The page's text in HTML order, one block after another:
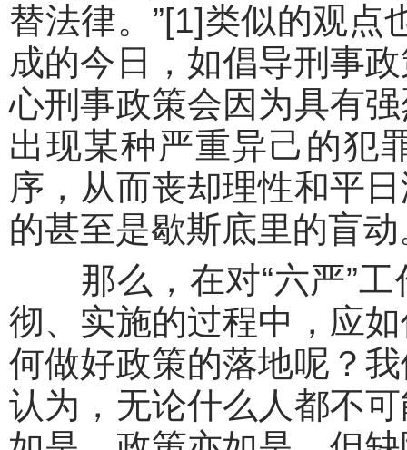
替法律。”[1]类似的观点
成的今日，如倡导刑事
心刑事政策会因为具有
出现某种严重异己的犯
序，从而丧却理性和平
的甚至是歇斯底里的盲动
那么，在对“六严”工
彻、实施的过程中，应
何做好政策的落地呢？
认为，无论什么人都不